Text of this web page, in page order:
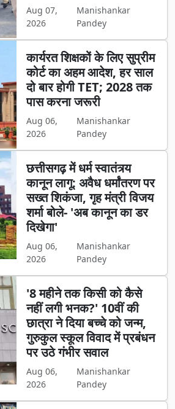
Aug 07,
2026
Manishankar
Pandey
कार्यरत शिक्षकों के लिए सुप्रीम
कोर्ट का अहम आदेश, हर साल
दो बार होगी TET; 2028 तक
पास करना जरूरी
Aug 06,
2026
Manishankar
Pandey
छत्तीसगढ़ में धर्म स्वातंत्र्य
कानून लागू: अवैध धर्मांतरण पर
सख्त शिकंजा, गृह मंत्री विजय
शर्मा बोले- 'अब कानून का डर
दिखेगा'
Aug 06,
2026
Manishankar
Pandey
'8 महीने तक किसी को कैसे
नहीं लगी भनक?' 10वीं की
छात्रा ने दिया बच्चे को जन्म,
गुरुकुल स्कूल विवाद में प्रबंधन
पर उठे गंभीर सवाल
Aug 06,
2026
Manishankar
Pandey